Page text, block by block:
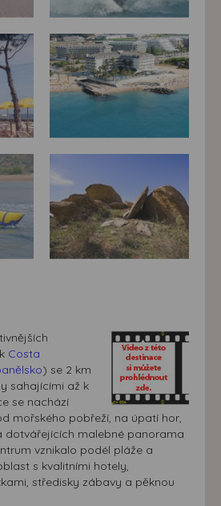
Costa
) se 2 km
sahajícími až k
se nachází
mořského pobřeží, na úpatí hor,
dotvářejících malebné panorama
vznikalo podél pláže a
s kvalitními hotely,
středisky zábavy a pěknou